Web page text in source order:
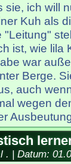
sie, ich will
Kuh als
"Leitung"
ist, wie lila
war
Berge.
auch
wegen
. | Datum: